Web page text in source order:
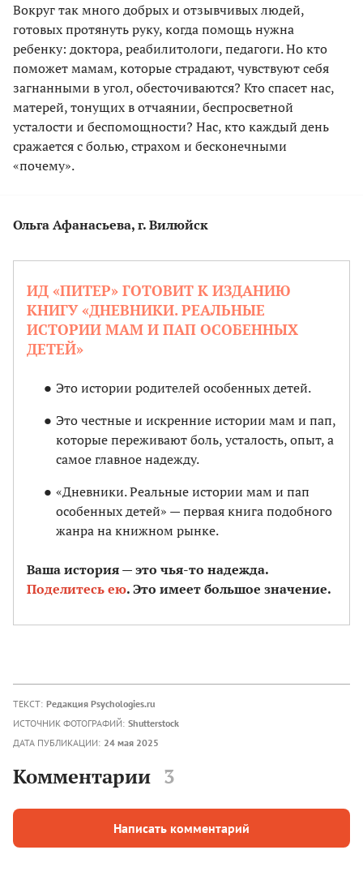
Вокруг так много добрых и отзывчивых людей,
готовых протянуть руку, когда помощь нужна
ребенку: доктора, реабилитологи, педагоги. Но кто
поможет мамам, которые страдают, чувствуют себя
загнанными в угол, обесточиваются? Кто спасет нас,
матерей, тонущих в отчаянии, беспросветной
усталости и беспомощности? Нас, кто каждый день
сражается с болью, страхом и бесконечными
«почему».
Ольга Афанасьева, г. Вилюйск
ИД «ПИТЕР» ГОТОВИТ К ИЗДАНИЮ
КНИГУ «ДНЕВНИКИ. РЕАЛЬНЫЕ
ИСТОРИИ МАМ И ПАП ОСОБЕННЫХ
ДЕТЕЙ»
Это истории родителей особенных детей.
Это честные и искренние истории мам и пап,
которые переживают боль, усталость, опыт, а
самое главное надежду.
«Дневники. Реальные истории мам и пап
особенных детей» — первая книга подобного
жанра на книжном рынке.
Ваша история — это чья-то надежда.
Поделитесь ею. Это имеет большое значение.
ТЕКСТ: Редакция Psychologies.ru
ИСТОЧНИК ФОТОГРАФИЙ: Shutterstock
ДАТА ПУБЛИКАЦИИ: 24 мая 2025
Комментарии 3
Написать комментарий